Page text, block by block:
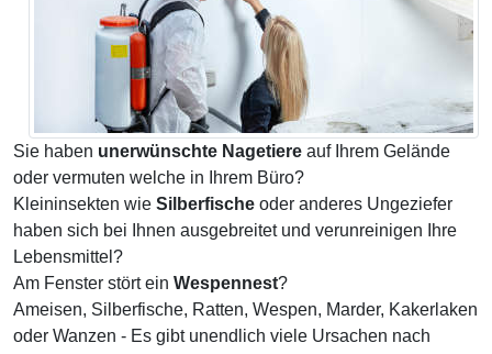
Sie haben unerwünschte Nagetiere auf Ihrem Gelände
oder vermuten welche in Ihrem Büro?
Kleininsekten wie Silberfische oder anderes Ungeziefer
haben sich bei Ihnen ausgebreitet und verunreinigen Ihre
Lebensmittel?
Am Fenster stört ein Wespennest?
Ameisen, Silberfische, Ratten, Wespen, Marder, Kakerlaken
oder Wanzen - Es gibt unendlich viele Ursachen nach